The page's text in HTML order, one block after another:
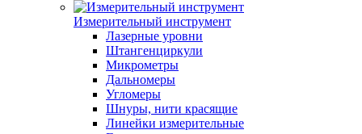
Измерительный инструмент
Лазерные уровни
Штангенциркули
Микрометры
Дальномеры
Угломеры
Шнуры, нити красящие
Линейки измерительные